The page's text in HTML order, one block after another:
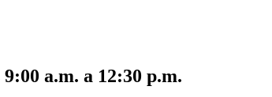
a.m. a 12:30 p.m.